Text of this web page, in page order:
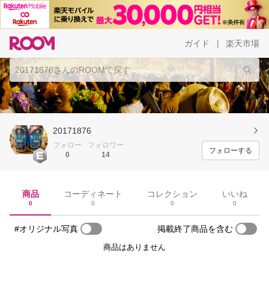
ガイド 楽天市場
20171876
フォロー
0
フォロワー
14
フォローする
商品
0
コーディネート
0
コレクション
0
いいね
0
#オリジナル写真 掲載終了商品を含む
商品はありません